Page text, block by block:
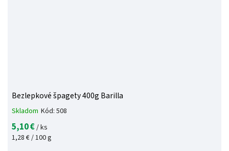
Bezlepkové špagety 400g Barilla
Skladom Kód: 508
5,10 €/ ks
1,28 € / 100 g